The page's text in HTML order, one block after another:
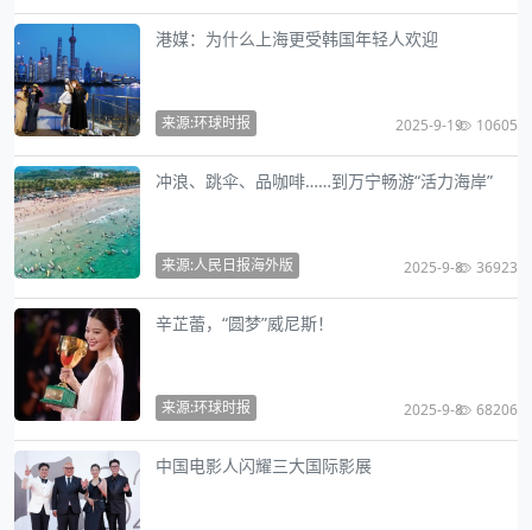
港媒：为什么上海更受韩国年轻人欢迎
来源:环球时报 2025-9-19 10605
冲浪、跳伞、品咖啡……到万宁畅游“活力海岸”
来源:人民日报海外版 2025-9-8 36923
辛芷蕾，“圆梦”威尼斯！
来源:环球时报 2025-9-8 68206
中国电影人闪耀三大国际影展